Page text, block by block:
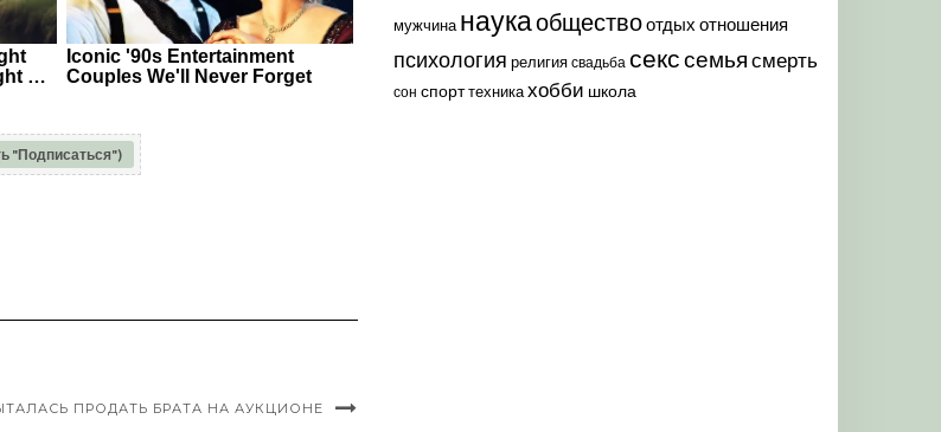
"Подписаться")
ПРОДАТЬ БРАТА НА АУКЦИОНЕ
мужчина наукаобществоотдых отношения
психология религия свадьба секссемья смерть
сон спорттехникахобби школа